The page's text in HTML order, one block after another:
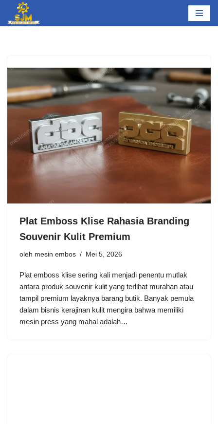
Lompat
Plat Emboss Klise Rahasia Branding
Souvenir Kulit Premium
oleh mesin embos Mei 5, 2026
Plat emboss klise sering kali menjadi penentu mutlak
antara produk souvenir kulit yang terlihat murahan atau
tampil premium layaknya barang butik. Banyak pemula
dalam bisnis kerajinan kulit mengira bahwa memiliki
mesin press yang mahal adalah…